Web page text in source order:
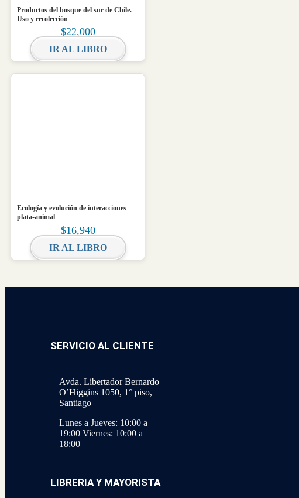
Productos del bosque del sur de Chile.
Uso y recolección
$22,000
IR AL LIBRO
Ecología y evolución de interacciones
plata-animal
$16,940
IR AL LIBRO
SERVICIO AL CLIENTE
Avda. Libertador Bernardo
O’Higgins 1050, 1° piso,
Santiago
Lunes a Jueves: 10:00 a
19:00 Viernes: 10:00 a
18:00
LIBRERIA Y MAYORISTA